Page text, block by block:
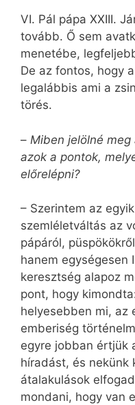
VI. Pál pápa XXIII.
tovább. Ő sem
menetébe,
De az fontos, hogy
legalábbis ami a
törés.
– Miben jelölné
azok a pontok,
előrelépni?
– Szerintem az
szemléletváltás az
pápáról,
hanem egységesen
keresztség alapoz
pont, hogy
helyesebben mi, az
emberiség
egyre jobban értjük
híradást, és nekünk
átalakulások
mondani, hogy van